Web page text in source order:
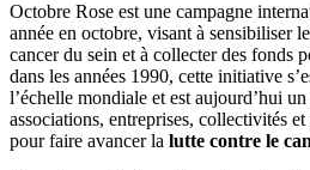
Octobre Rose est une campagne
année en octobre, visant à sensibiliser
cancer du sein et à collecter des fonds
dans les années 1990, cette initiative
l’échelle mondiale et est aujourd’hui
associations, entreprises, collectivités
pour faire avancer la lutte contre le